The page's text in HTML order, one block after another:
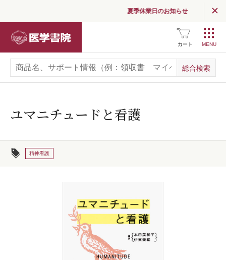
夏季休業日のお知らせ
カート
ユマニチュードと看護
精神看護